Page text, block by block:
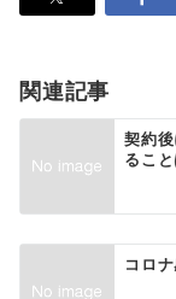
関連記事
契約
るこ
コロ